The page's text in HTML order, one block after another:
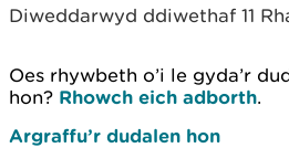
Diweddarwyd ddiwethaf 11
Oes rhywbeth o’i le gyda’r
hon? Rhowch eich adborth.
Argraffu’r dudalen hon